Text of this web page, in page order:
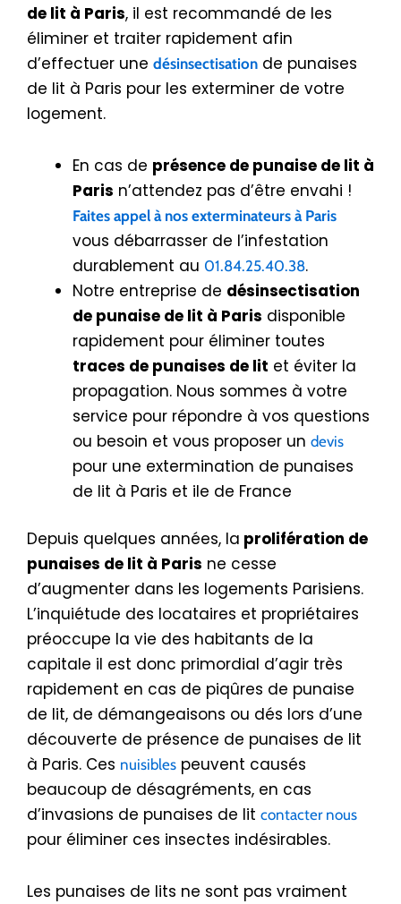
de lit à Paris, il est recommandé de les
éliminer et traiter rapidement afin
d’effectuer une désinsectisation de punaises
de lit à Paris pour les exterminer de votre
logement.
En cas de présence de punaise de lit à
Paris n’attendez pas d’être envahi !
Faites appel à nos exterminateurs à Paris
vous débarrasser de l’infestation
durablement au 01.84.25.40.38.
Notre entreprise de désinsectisation
de punaise de lit à Paris disponible
rapidement pour éliminer toutes
traces de punaises de lit et éviter la
propagation. Nous sommes à votre
service pour répondre à vos questions
ou besoin et vous proposer un devis
pour une extermination de punaises
de lit à Paris et ile de France
Depuis quelques années, la prolifération de
punaises de lit à Paris ne cesse
d’augmenter dans les logements Parisiens.
L’inquiétude des locataires et propriétaires
préoccupe la vie des habitants de la
capitale il est donc primordial d’agir très
rapidement en cas de piqûres de punaise
de lit, de démangeaisons ou dés lors d’une
découverte de présence de punaises de lit
à Paris. Ces nuisibles peuvent causés
beaucoup de désagréments, en cas
d’invasions de punaises de lit contacter nous
pour éliminer ces insectes indésirables.
Les punaises de lits ne sont pas vraiment